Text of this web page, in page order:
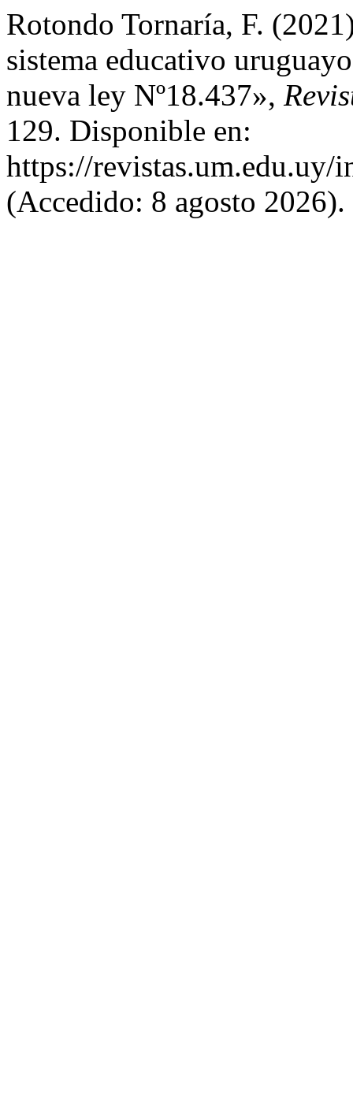
Rotondo Tornaría, F.
sistema educativo
nueva ley Nº18.437»,
129. Disponible en:
https://revistas.um.edu.uy/
(Accedido: 8 agosto 2026).